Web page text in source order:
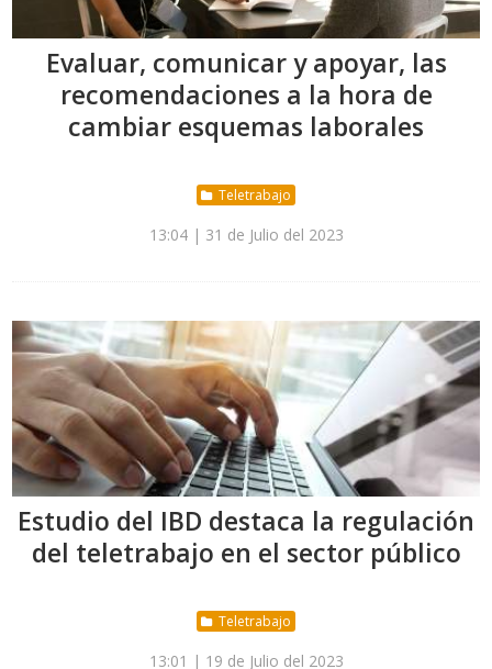
Evaluar, comunicar y apoyar, las
recomendaciones a la hora de
cambiar esquemas laborales
Teletrabajo
13:04 | 31 de Julio del 2023
Estudio del IBD destaca la regulación
del teletrabajo en el sector público
Teletrabajo
13:01 | 19 de Julio del 2023